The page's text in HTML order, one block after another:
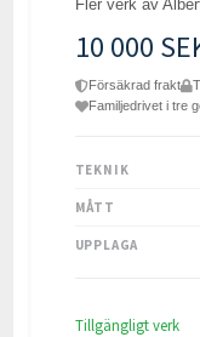
Fler verk av
10 000
Försäkrad frakt
Familjedrivet i tre
TEKNIK
MÅTT
UPPLAGA
Tillgängligt verk